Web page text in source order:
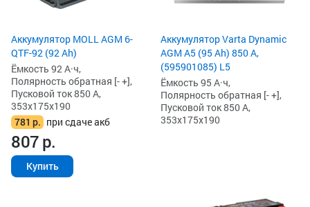
Аккумулятор MOLL AGM 6-
QTF-92 (92 Ah)
Ёмкость 92 А·ч,
Полярность обратная [- +],
Пусковой ток 850 А,
353x175x190
781 р. при сдаче акб
807р.
Купить
Аккумулятор Varta Dynamic
AGM A5 (95 Ah) 850 А,
(595901085) L5
Ёмкость 95 А·ч,
Полярность обратная [- +],
Пусковой ток 850 А,
353x175x190